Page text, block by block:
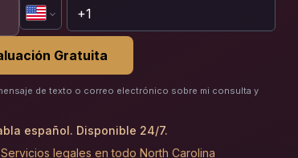
Gratuita
de texto o correo electrónico sobre mi consulta y
español. Disponible 24/7.
Servicios legales en todo North Carolina